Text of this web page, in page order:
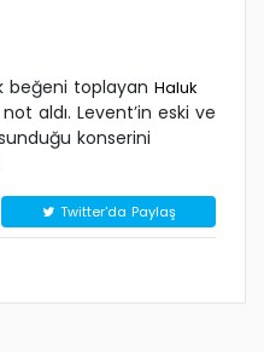
beğeni toplayan Haluk
aldı. Levent’in eski ve
konserini
Twitter'da Paylaş